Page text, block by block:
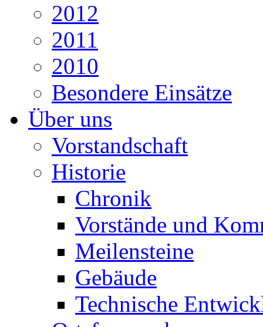
2012
2011
2010
Besondere Einsätze
Über uns
Vorstandschaft
Historie
Chronik
Vorstände und
Meilensteine
Gebäude
Technische